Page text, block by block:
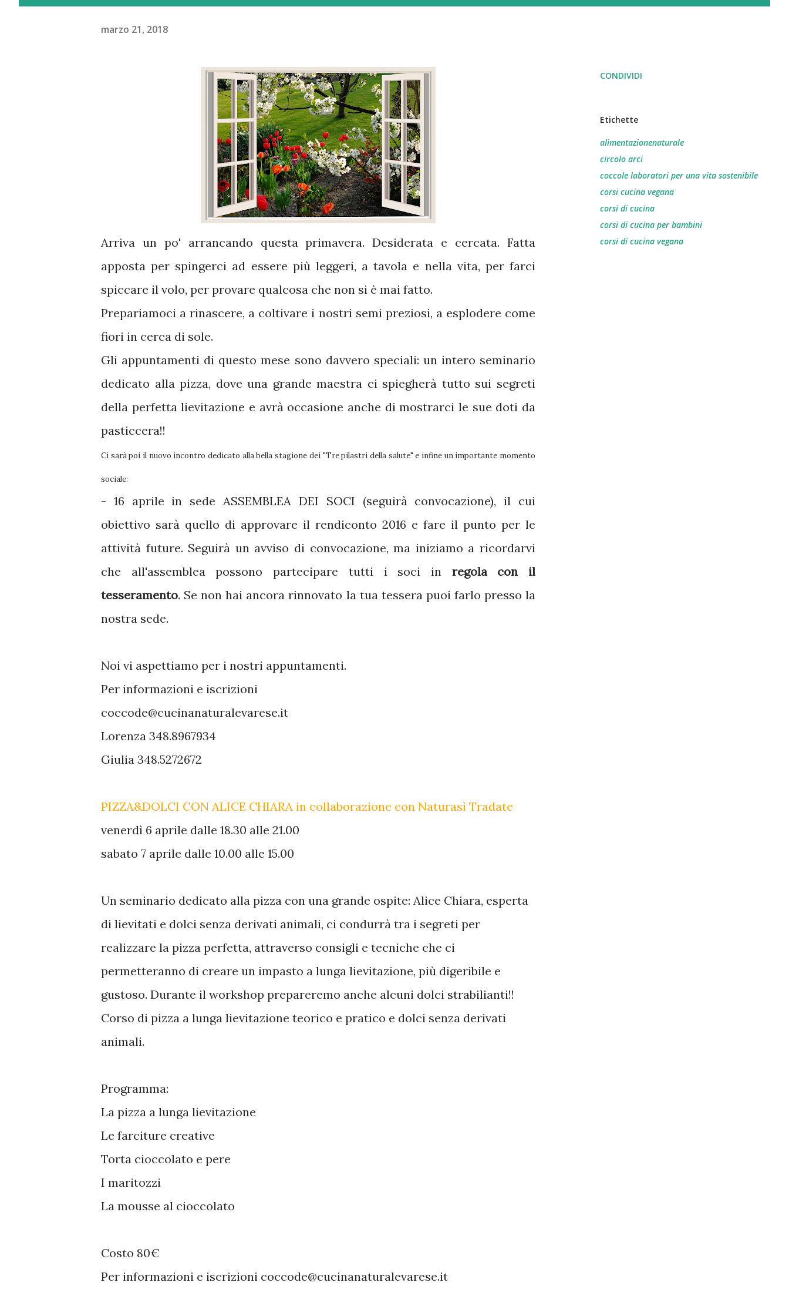
marzo 21, 2018
Arriva un po' arrancando questa primavera. Desiderata e cercata. Fatta
apposta per spingerci ad essere più leggeri, a tavola e nella vita, per farci
spiccare il volo, per provare qualcosa che non si è mai fatto.
Prepariamoci a rinascere, a coltivare i nostri semi preziosi, a esplodere come
fiori in cerca di sole.
Gli appuntamenti di questo mese sono davvero speciali: un intero seminario
dedicato alla pizza, dove una grande maestra ci spiegherà tutto sui segreti
della perfetta lievitazione e avrà occasione anche di mostrarci le sue doti da
pasticcera!!
Ci sarà poi il nuovo incontro dedicato alla bella stagione dei "Tre pilastri della salute" e infine un importante momento
sociale:
- 16 aprile in sede ASSEMBLEA DEI SOCI (seguirà convocazione), il cui
obiettivo sarà quello di approvare il rendiconto 2016 e fare il punto per le
attività future. Seguirà un avviso di convocazione, ma iniziamo a ricordarvi
che all'assemblea possono partecipare tutti i soci in regola con il
tesseramento. Se non hai ancora rinnovato la tua tessera puoi farlo presso la
nostra sede.
Noi vi aspettiamo per i nostri appuntamenti.
Per informazioni e iscrizioni
coccode@cucinanaturalevarese.it
Lorenza 348.8967934
Giulia 348.5272672
PIZZA&DOLCI CON ALICE CHIARA in collaborazione con Naturasì Tradate
venerdì 6 aprile dalle 18.30 alle 21.00
sabato 7 aprile dalle 10.00 alle 15.00
Un seminario dedicato alla pizza con una grande ospite: Alice Chiara, esperta
di lievitati e dolci senza derivati animali, ci condurrà tra i segreti per
realizzare la pizza perfetta, attraverso consigli e tecniche che ci
permetteranno di creare un impasto a lunga lievitazione, più digeribile e
gustoso. Durante il workshop prepareremo anche alcuni dolci strabilianti!!
Corso di pizza a lunga lievitazione teorico e pratico e dolci senza derivati
animali.
Programma:
La pizza a lunga lievitazione
Le farciture creative
Torta cioccolato e pere
I maritozzi
La mousse al cioccolato
Costo 80€
Per informazioni e iscrizioni coccode@cucinanaturalevarese.it
CONDIVIDI
Etichette
alimentazionenaturale
circolo arci
coccole laboratori per una vita sostenibile
corsi cucina vegana
corsi di cucina
corsi di cucina per bambini
corsi di cucina vegana